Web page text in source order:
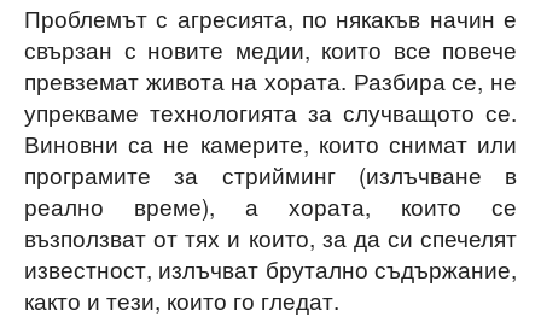
Проблемът с агресията, по някакъв начин е
свързан с новите медии, които все повече
превземат живота на хората. Разбира се, не
упрекваме технологията за случващото се.
Виновни са не камерите, които снимат или
програмите за стрийминг (излъчване в
реално време), а хората, които се
възползват от тях и които, за да си спечелят
известност, излъчват брутално съдържание,
както и тези, които го гледат.